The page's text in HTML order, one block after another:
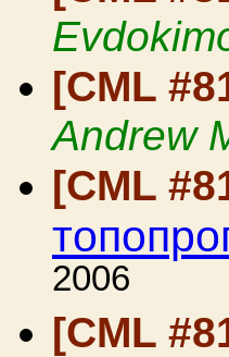
[CML
Andrew
[CML
2006
[CML